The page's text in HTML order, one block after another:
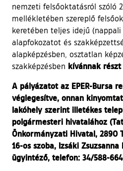
nemzeti felsőoktatásról szóló
mellékletében szereplő
keretében teljes idejű
alapfokozatot és
alapképzésben, osztatlan
szakképzésben kívánnak részt
A pályázatot az EPER-Bursa
véglegesítve, onnan
lakóhely szerint illetékes
polgármesteri hivatalához
Önkormányzati Hivatal, 2890
16-os szoba, Izsáki
ügyintéző, telefon: 34/588-